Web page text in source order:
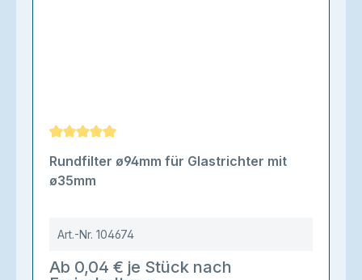
Durchschnittliche Bewertung von 5 von 5 Sternen
Rundfilter ø94mm für Glastrichter mit
ø35mm
Art.-Nr. 104674
Ab 0,04 € je Stück nach